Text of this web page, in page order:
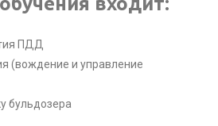
ПДД
(вождение и управление
бульдозера